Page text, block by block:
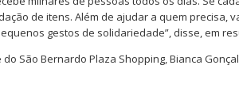
de itens. Além de ajudar a quem precisa,
gestos de solidariedade”, disse, em
São Bernardo Plaza Shopping, Bianca